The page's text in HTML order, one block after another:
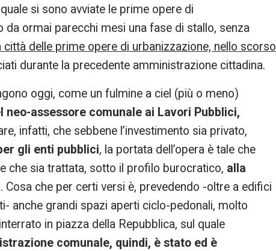
si sono avviate le prime opere di
ormai parecchi mesi una fase di stallo, senza
città delle prime opere di urbanizzazione, nello scorso
durante la precedente amministrazione cittadina.
oggi, come un fulmine a ciel (più o meno)
assessore comunale ai Lavori Pubblici,
infatti, che sebbene l’investimento sia privato,
gli enti pubblici, la portata dell’opera è tale che
che sia trattata, sotto il profilo burocratico, alla
. Cosa che per certi versi è, prevedendo -oltre a edifici
anche grandi spazi aperti ciclo-pedonali, molto
in piazza della Repubblica, sul quale
comunale, quindi, è stato ed è